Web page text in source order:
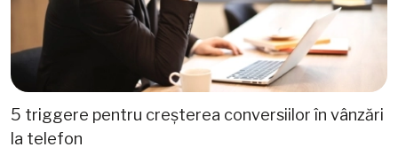
5 triggere pentru creșterea conversiilor în vânzări
la telefon